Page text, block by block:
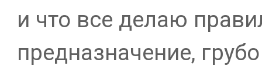
и что все делаю
предназначение,